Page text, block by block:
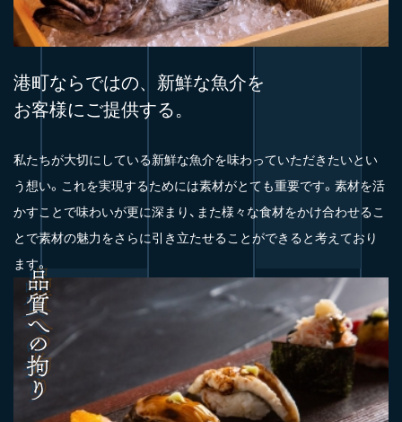
港町ならではの、新鮮な魚介を
お客様にご提供する。
私たちが大切にしている新鮮な魚介を味わっていただきたいとい
う想い。これを実現するためには素材がとても重要です。素材を活
かすことで味わいが更に深まり、また様々な食材をかけ合わせるこ
とで素材の魅力をさらに引き立たせることができると考えており
ます。